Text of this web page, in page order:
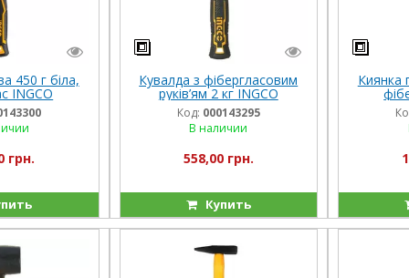
450 г біла,
INGCO
грн.
Кувалда з фібергласовим
руків’ям 2 кг INGCO
Код: 000143295
В наличии
558,00 грн.
Купить
Киянка